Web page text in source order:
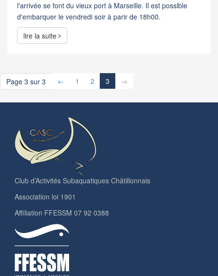
l'arrivée se font du vieux port à Marseille. Il est possible
d'embarquer le vendredi soir à parir de 18h00.
lire la suite
Page 3 sur 3 ← 1 2 3 →
Club d’Activités Subaquatiques Châtillonnais
Association loi 1901
Affiliation FFESSM 07 92 0388